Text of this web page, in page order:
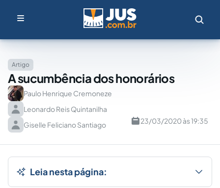
Artigo
A sucumbência dos honorários
Paulo Henrique Cremoneze
Leonardo Reis Quintanilha
Giselle Feliciano Santiago
23/03/2020 às 19:35
Leia nesta página: